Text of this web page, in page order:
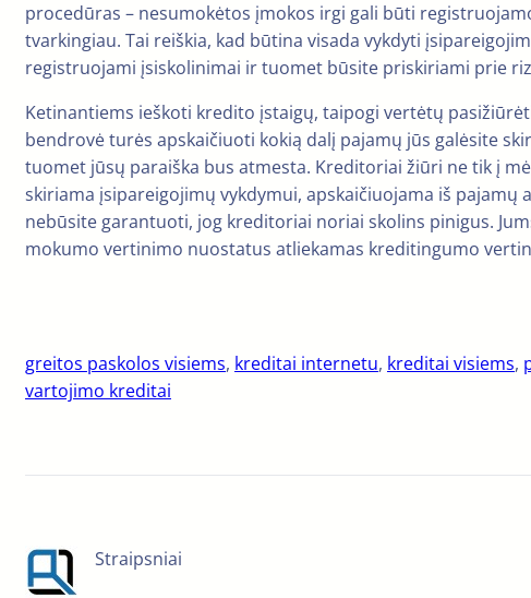
procedūras – nesumokėtos įmokos irgi gali būti
tvarkingiau. Tai reiškia, kad būtina visada vykdyti
registruojami įsiskolinimai ir tuomet būsite priskiriami prie
Ketinantiems ieškoti kredito įstaigų, taipogi vertėtų
bendrovė turės apskaičiuoti kokią dalį pajamų jūs galėsite
tuomet jūsų paraiška bus atmesta. Kreditoriai žiūri ne tik į
skiriama įsipareigojimų vykdymui, apskaičiuojama iš pajamų
nebūsite garantuoti, jog kreditoriai noriai skolins pinigus.
mokumo vertinimo nuostatus atliekamas kreditingumo
greitos paskolos visiems, kreditai internetu, kreditai visiems,
vartojimo kreditai
Straipsniai